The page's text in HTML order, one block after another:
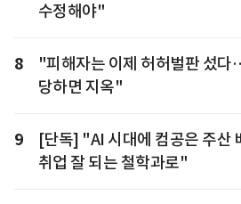
수정해야"
8
"피해자는 이제 허허벌판 섰
당하면 지옥"
9
[단독] "AI 시대에 컴공은 주산
취업 잘 되는 철학과로"